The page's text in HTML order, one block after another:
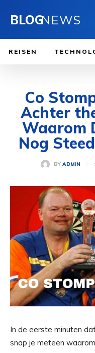
BLOGNEWS
REISEN
Co
Achter
Waarom
Nog
BY ADMIN
In de eerste minuten
snap je meteen waarom